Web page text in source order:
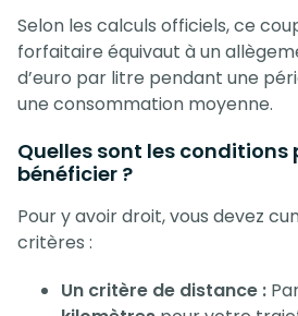
Selon les calculs officiels, ce
forfaitaire équivaut à un
d’euro par litre pendant une
une consommation moyenne.
Quelles sont les conditions
bénéficier ?
Pour y avoir droit, vous devez
critères :
Un critère de distance :